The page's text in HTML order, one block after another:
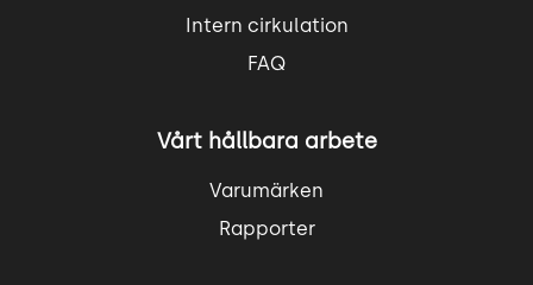
Intern cirkulation
FAQ
Vårt hållbara arbete
Varumärken
Rapporter